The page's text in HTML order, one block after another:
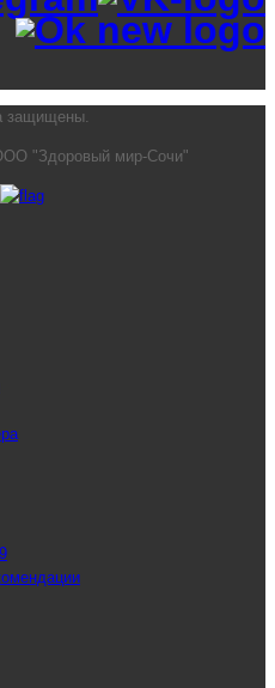
защищены.
"Здоровый мир-Сочи"